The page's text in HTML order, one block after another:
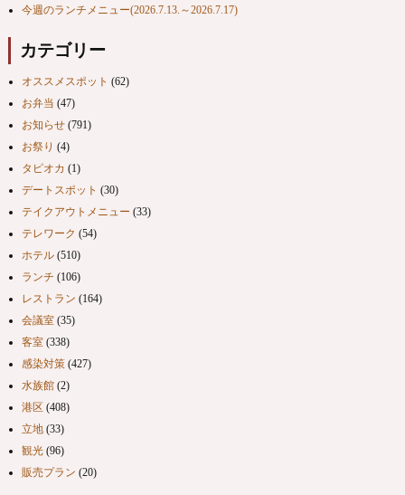
今週のランチメニュー(2026.7.13.～2026.7.17)
カテゴリー
オススメスポット (62)
お弁当 (47)
お知らせ(791)
お祭り (4)
タピオカ (1)
デートスポット (30)
テイクアウトメニュー (33)
テレワーク (54)
ホテル(510)
ランチ (106)
レストラン (164)
会議室(35)
客室(338)
感染対策(427)
水族館(2)
港区(408)
立地(33)
観光(96)
販売プラン (20)